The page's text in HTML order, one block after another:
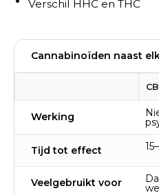
Verschil HHC en THC
Cannabinoïden naast
Werking
Tijd tot effect
Veelgebruikt voor